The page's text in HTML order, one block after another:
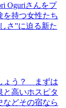
Oguriさんをプ
を持つ女性たち
さ”に迫る新た
ょう？ まずは
と高いホスピタ
などその宿なら